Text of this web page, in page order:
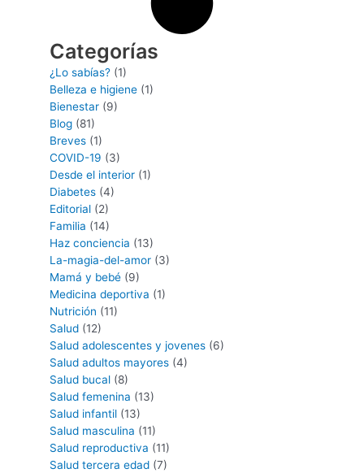
Categorías
¿Lo sabías?(1)
Belleza e higiene(1)
Bienestar(9)
Blog(81)
Breves(1)
COVID-19 (3)
Desde el interior(1)
Diabetes(4)
Editorial(2)
Familia (14)
Haz conciencia (13)
La-magia-del-amor(3)
Mamá y bebé(9)
Medicina deportiva (1)
Nutrición (11)
Salud(12)
Salud adolescentes y jovenes(6)
Salud adultos mayores(4)
Salud bucal(8)
Salud femenina (13)
Salud infantil(13)
Salud masculina (11)
Salud reproductiva (11)
Salud tercera edad(7)